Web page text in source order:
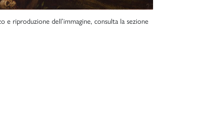
e riproduzione dell’immagine, consulta la sezione